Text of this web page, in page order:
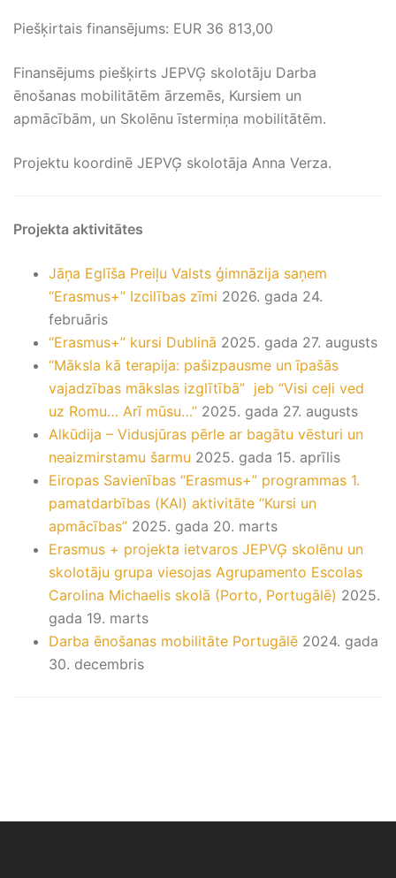
Piešķirtais finansējums: EUR 36 813,00
Finansējums piešķirts JEPVĢ skolotāju Darba
ēnošanas mobilitātēm ārzemēs, Kursiem un
apmācībām, un Skolēnu īstermiņa mobilitātēm.
Projektu koordinē JEPVĢ skolotāja Anna Verza.
Projekta aktivitātes
Jāņa Eglīša Preiļu Valsts ģimnāzija saņem
“Erasmus+” Izcilības zīmi 2026. gada 24.
februāris
“Erasmus+” kursi Dublinā 2025. gada 27. augusts
“Māksla kā terapija: pašizpausme un īpašās
vajadzības mākslas izglītībā” jeb “Visi ceļi ved
uz Romu… Arī mūsu…” 2025. gada 27. augusts
Alkūdija – Vidusjūras pērle ar bagātu vēsturi un
neaizmirstamu šarmu 2025. gada 15. aprīlis
Eiropas Savienības “Erasmus+” programmas 1.
pamatdarbības (KAl) aktivitāte “Kursi un
apmācības” 2025. gada 20. marts
Erasmus + projekta ietvaros JEPVĢ skolēnu un
skolotāju grupa viesojas Agrupamento Escolas
Carolina Michaelis skolā (Porto, Portugālē) 2025.
gada 19. marts
Darba ēnošanas mobilitāte Portugālē 2024. gada
30. decembris